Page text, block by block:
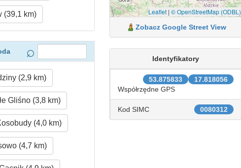
(39,1 km)
(2,9 km)
Gliśno (3,8 km)
(4,0 km)
(4,7 km)
Leaflet| © OpenStreetMap (ODBL)
Zobacz Google Street View
Identyfikatory
17.818056
53.875833
Współrzędne GPS
0080312
Kod SIMC